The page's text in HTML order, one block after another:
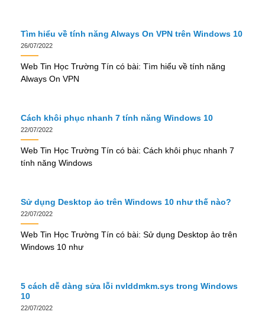
Tìm hiểu về tính năng Always On VPN trên Windows 10
26/07/2022
Web Tin Học Trường Tín có bài: Tìm hiểu về tính năng
Always On VPN
Cách khôi phục nhanh 7 tính năng Windows 10
22/07/2022
Web Tin Học Trường Tín có bài: Cách khôi phục nhanh 7
tính năng Windows
Sử dụng Desktop ảo trên Windows 10 như thế nào?
22/07/2022
Web Tin Học Trường Tín có bài: Sử dụng Desktop ảo trên
Windows 10 như
5 cách dễ dàng sửa lỗi nvlddmkm.sys trong Windows
10
22/07/2022